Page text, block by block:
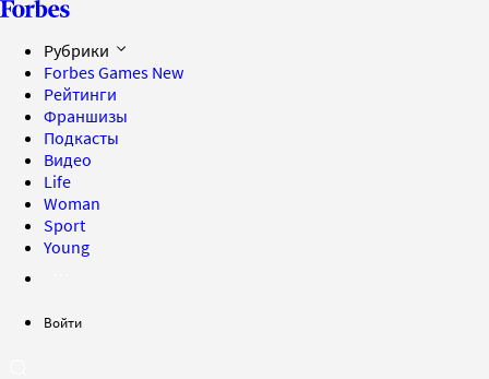
Рубрики
Forbes Games New
Рейтинги
Франшизы
Подкасты
Видео
Life
Woman
Sport
Young
Войти